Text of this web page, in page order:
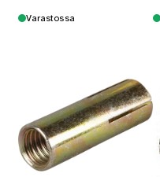
Varastossa